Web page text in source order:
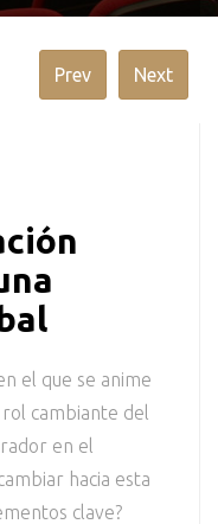
Prev Next
el que se anime
cambiante del
en el
hacia esta
clave?